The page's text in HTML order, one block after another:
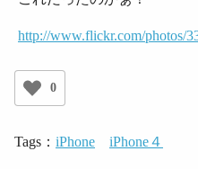
http://www.flickr.com/photos/
0
Tags： iPhone iPhone４